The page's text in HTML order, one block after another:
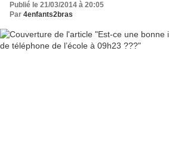
Publié le 21/03/2014 à 20:05
Par 4enfants2bras